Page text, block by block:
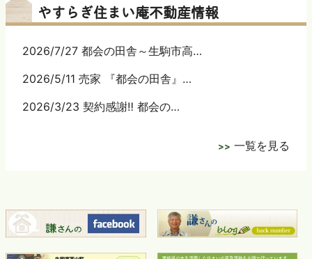
やすらぎ住まい庵不動産情報
2026/7/27 都会の田舎～生駒市高…
2026/5/11 売家 『都会の田舎』…
2026/3/23 契約感謝‼ 都会の…
一覧を見る